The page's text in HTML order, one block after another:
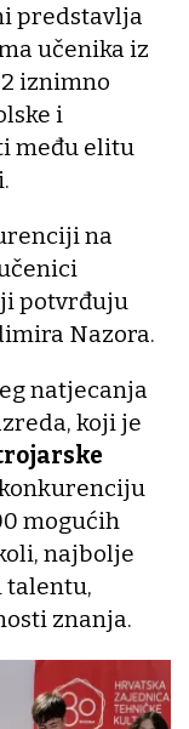
predstavlja
učenika iz
iznimno
i
među elitu
na
potvrđuju
Nazora.
natjecanja
koji je
mogućih
najbolje
talentu,
znanja.